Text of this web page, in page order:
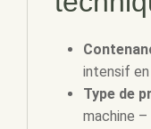
intensif
Type de
machine